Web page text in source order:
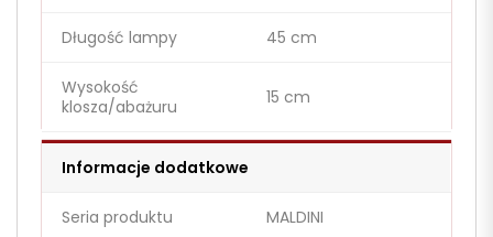
Długość lampy 45 cm
Wysokość
klosza/abażuru
15 cm
Informacje dodatkowe
Seria produktu MALDINI